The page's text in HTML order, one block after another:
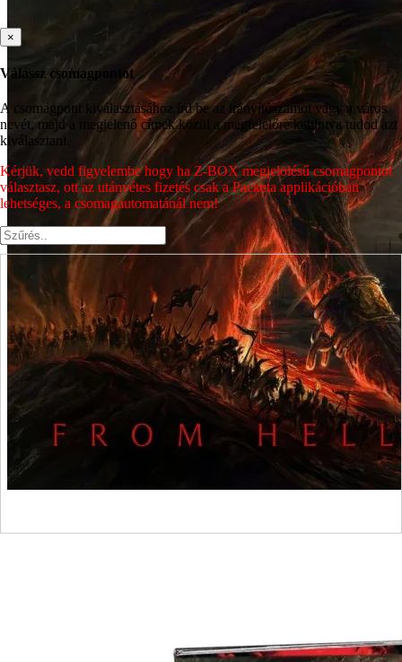
×
Válassz csomagpontot
A csomagpont kiválasztásához írd be az irányítószámot vagy a város
nevét, majd a megjelenő címek közül a megfelelőre kattintva tudod azt
kiválasztani.
Kérjük, vedd figyelembe hogy ha Z-BOX megjelölésű csomagpontot
választasz, ott az utánvétes fizetés csak a Packeta applikációban
lehetséges, a csomagautomatánál nem!